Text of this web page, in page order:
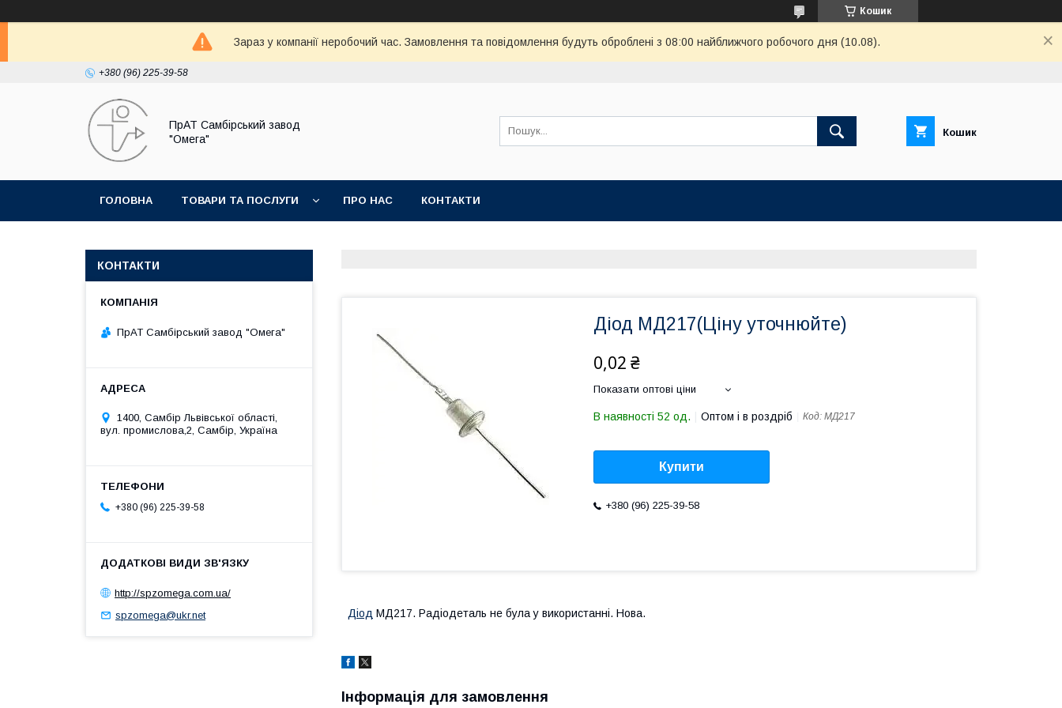
Кошик
Зараз у компанії неробочий час. Замовлення та повідомлення будуть оброблені з 08:00 найближчого робочого дня (10.08).
+380 (96) 225-39-58
ПрАТ Самбірський завод
"Омега"
Кошик
ГОЛОВНА ТОВАРИ ТА ПОСЛУГИ ПРО НАС КОНТАКТИ
Діод МД217(Ціну уточнюйте)
0,02 ₴
Показати оптові ціни
В наявності 52 од. Оптом і в роздріб Код: МД217
Купити
+380 (96) 225-39-58
Діод МД217. Радіодеталь не була у використанні. Нова.
Інформація для замовлення
КОНТАКТИ
ПрАТ Самбірський завод "Омега"
1400, Самбір Львівської області,
вул. промислова,2, Самбір, Україна
+380 (96) 225-39-58
http://spzomega.com.ua/
spzomega@ukr.net